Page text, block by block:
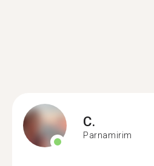
C.
Parnamirim